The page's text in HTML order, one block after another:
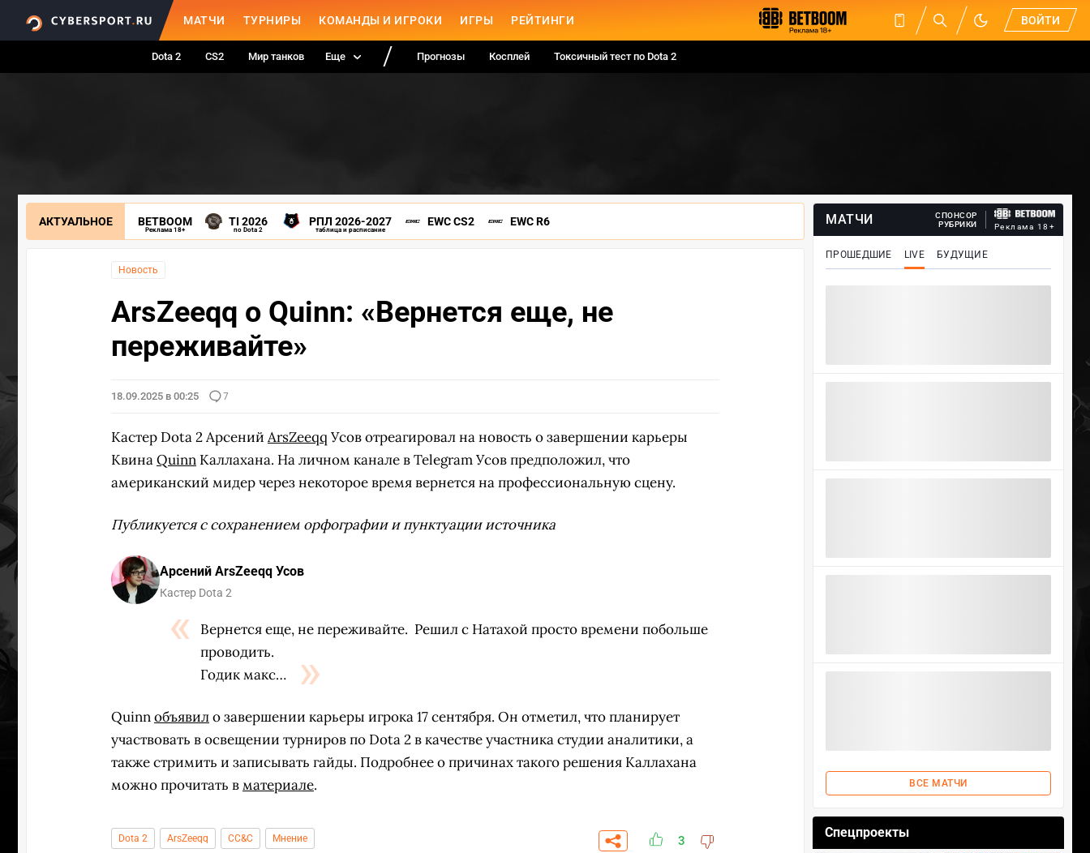
МАТЧИ ТУРНИРЫ КОМАНДЫ И ИГРОКИ ИГРЫ РЕЙТИНГИ ВОЙТИ
Dota 2 CS2 Мир танков Еще Прогнозы Косплей Токсичный тест по Dota 2
АКТУАЛЬНОЕ BETBOOM
Реклама 18+
TI 2026
по Dota 2
РПЛ 2026-2027
таблица и расписание
EWC CS2 EWC R6
Новость
ArsZeeqq о Quinn: «Вернется еще, не
переживайте»
18.09.2025 в 00:25 7
Кастер Dota 2 Арсений ArsZeeqq Усов отреагировал на новость о завершении карьеры
КвинаQuinn Каллахана. На личном канале в Telegram Усов предположил, что
американский мидер через некоторое время вернется на профессиональную сцену.
Публикуется с сохранением орфографии и пунктуации источника
Арсений ArsZeeqq Усов
Кастер Dota 2
Вернется еще, не переживайте. Решил с Натахой просто времени побольше
проводить.
Годик макс…
Quinnобъявило завершении карьеры игрока 17 сентября. Он отметил, что планирует
участвовать в освещении турниров по Dota 2 в качестве участника студии аналитики, а
также стримить и записывать гайды. Подробнее о причинах такого решения Каллахана
можно прочитать вматериале.
Dota 2 ArsZeeqq CC&C Мнение 3
МАТЧИ
СПОНСОР
РУБРИКИ
Реклама 18+
ПРОШЕДШИЕ LIVE БУДУЩИЕ
ВСЕ МАТЧИ
Спецпроекты